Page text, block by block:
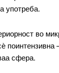
употреба.
во
сфера.